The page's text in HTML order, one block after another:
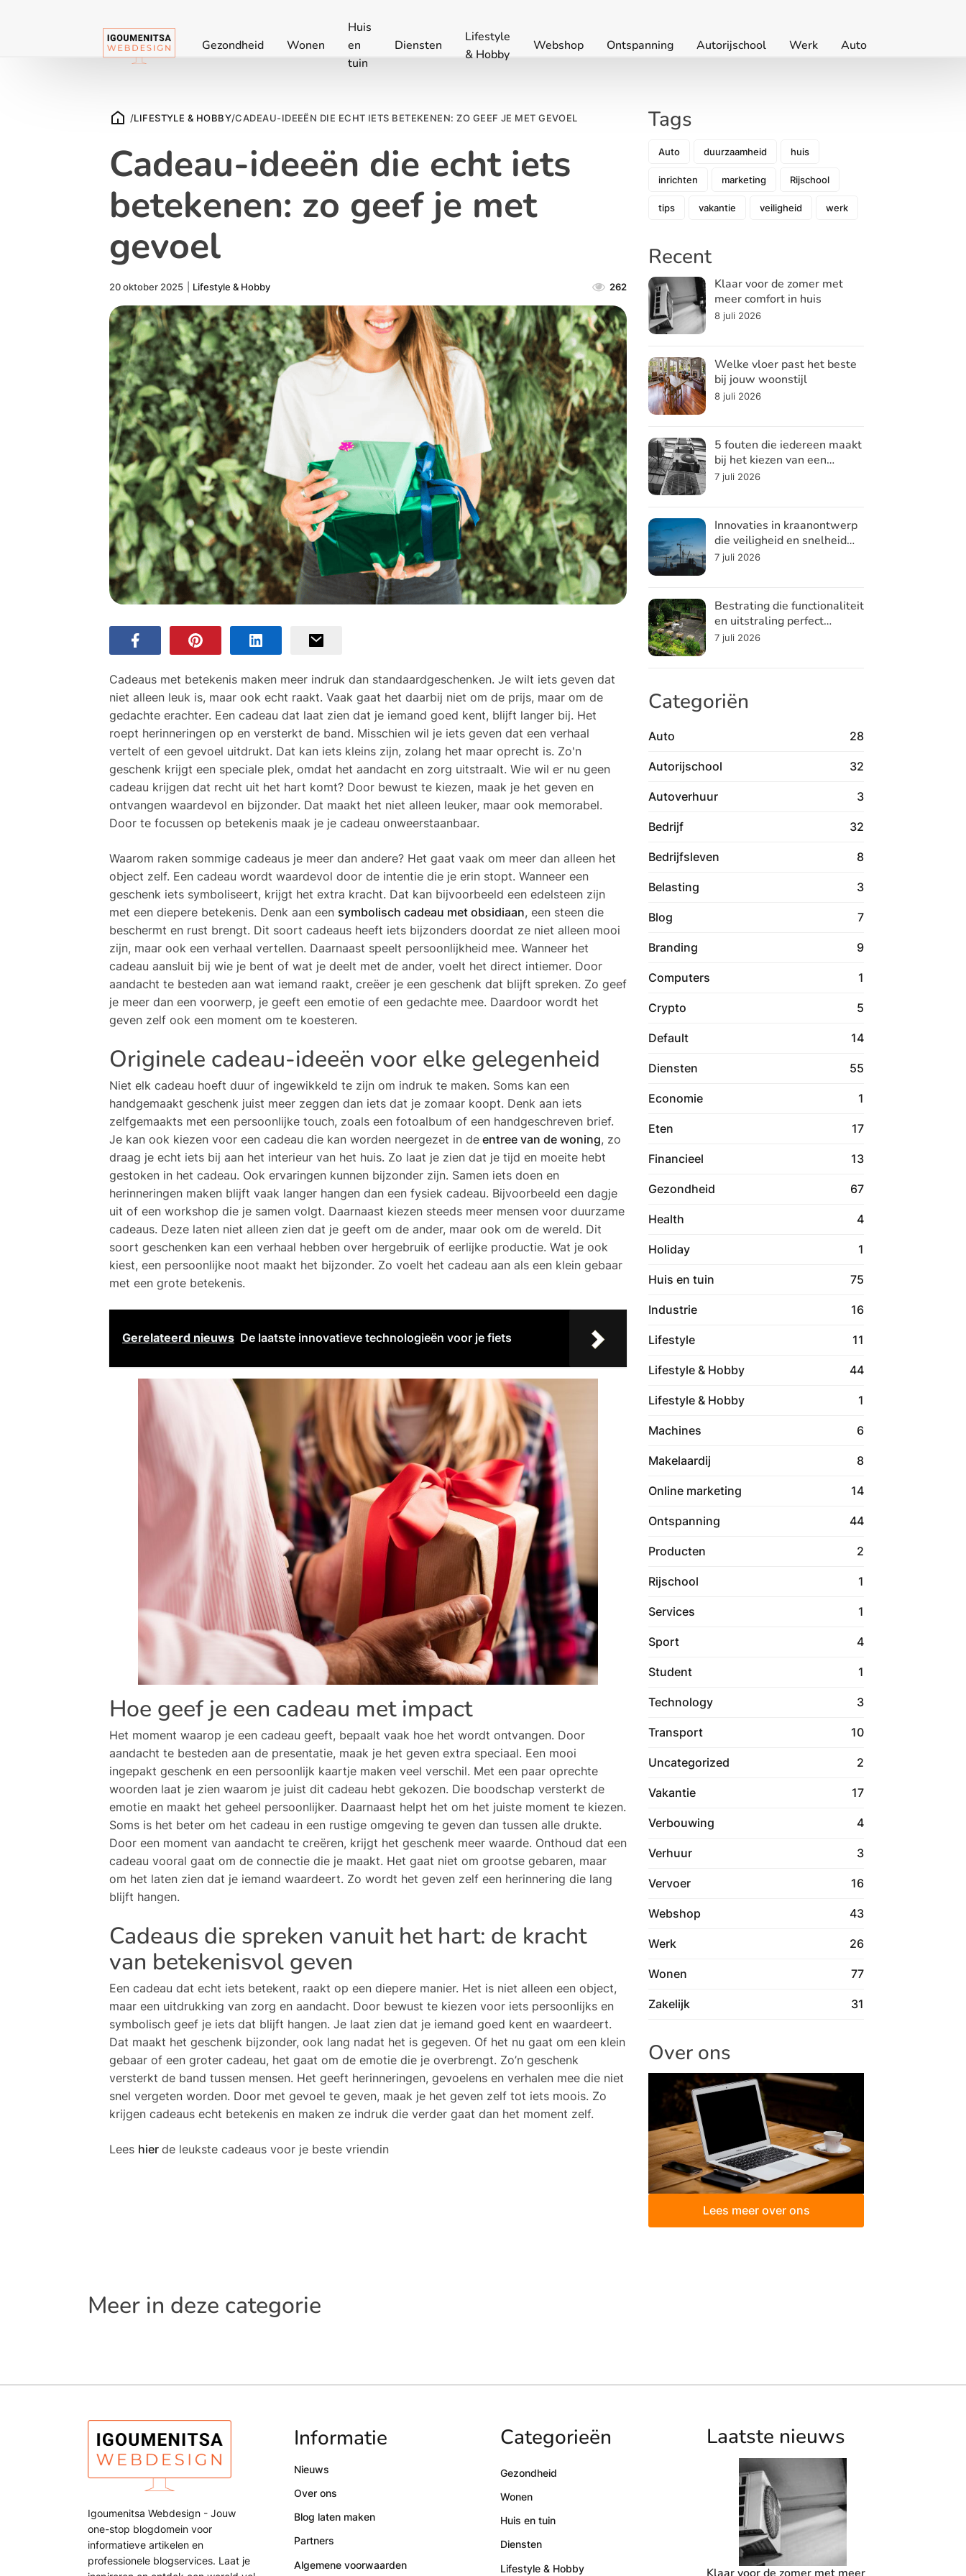
Gezondheid Wonen
Huis
en
tuin
Diensten
Lifestyle
& Hobby
Webshop Ontspanning Autorijschool Werk Auto
/LIFESTYLE & HOBBY/CADEAU-IDEEËN DIE ECHT IETS BETEKENEN: ZO GEEF JE MET GEVOEL
Cadeau-ideeën die echt iets
betekenen: zo geef je met
gevoel
20 oktober 2025 Lifestyle & Hobby 262
Cadeaus met betekenis maken meer indruk dan standaardgeschenken. Je wilt iets geven dat
niet alleen leuk is, maar ook echt raakt. Vaak gaat het daarbij niet om de prijs, maar om de
gedachte erachter. Een cadeau dat laat zien dat je iemand goed kent, blijft langer bij. Het
roept herinneringen op en versterkt de band. Misschien wil je iets geven dat een verhaal
vertelt of een gevoel uitdrukt. Dat kan iets kleins zijn, zolang het maar oprecht is. Zo'n
geschenk krijgt een speciale plek, omdat het aandacht en zorg uitstraalt. Wie wil er nu geen
cadeau krijgen dat recht uit het hart komt? Door bewust te kiezen, maak je het geven en
ontvangen waardevol en bijzonder. Dat maakt het niet alleen leuker, maar ook memorabel.
Door te focussen op betekenis maak je je cadeau onweerstaanbaar.
Waarom raken sommige cadeaus je meer dan andere? Het gaat vaak om meer dan alleen het
object zelf. Een cadeau wordt waardevol door de intentie die je erin stopt. Wanneer een
geschenk iets symboliseert, krijgt het extra kracht. Dat kan bijvoorbeeld een edelsteen zijn
met een diepere betekenis. Denk aan een symbolisch cadeau met obsidiaan, een steen die
beschermt en rust brengt. Dit soort cadeaus heeft iets bijzonders doordat ze niet alleen mooi
zijn, maar ook een verhaal vertellen. Daarnaast speelt persoonlijkheid mee. Wanneer het
cadeau aansluit bij wie je bent of wat je deelt met de ander, voelt het direct intiemer. Door
aandacht te besteden aan wat iemand raakt, creëer je een geschenk dat blijft spreken. Zo geef
je meer dan een voorwerp, je geeft een emotie of een gedachte mee. Daardoor wordt het
geven zelf ook een moment om te koesteren.
Originele cadeau-ideeën voor elke gelegenheid
Niet elk cadeau hoeft duur of ingewikkeld te zijn om indruk te maken. Soms kan een
handgemaakt geschenk juist meer zeggen dan iets dat je zomaar koopt. Denk aan iets
zelfgemaakts met een persoonlijke touch, zoals een fotoalbum of een handgeschreven brief.
Je kan ook kiezen voor een cadeau die kan worden neergezet in de entree van de woning, zo
draag je echt iets bij aan het interieur van het huis. Zo laat je zien dat je tijd en moeite hebt
gestoken in het cadeau. Ook ervaringen kunnen bijzonder zijn. Samen iets doen en
herinneringen maken blijft vaak langer hangen dan een fysiek cadeau. Bijvoorbeeld een dagje
uit of een workshop die je samen volgt. Daarnaast kiezen steeds meer mensen voor duurzame
cadeaus. Deze laten niet alleen zien dat je geeft om de ander, maar ook om de wereld. Dit
soort geschenken kan een verhaal hebben over hergebruik of eerlijke productie. Wat je ook
kiest, een persoonlijke noot maakt het bijzonder. Zo voelt het cadeau aan als een klein gebaar
met een grote betekenis.
Gerelateerd nieuws De laatste innovatieve technologieën voor je fiets
Hoe geef je een cadeau met impact
Het moment waarop je een cadeau geeft, bepaalt vaak hoe het wordt ontvangen. Door
aandacht te besteden aan de presentatie, maak je het geven extra speciaal. Een mooi
ingepakt geschenk en een persoonlijk kaartje maken veel verschil. Met een paar oprechte
woorden laat je zien waarom je juist dit cadeau hebt gekozen. Die boodschap versterkt de
emotie en maakt het geheel persoonlijker. Daarnaast helpt het om het juiste moment te kiezen.
Soms is het beter om het cadeau in een rustige omgeving te geven dan tussen alle drukte.
Door een moment van aandacht te creëren, krijgt het geschenk meer waarde. Onthoud dat een
cadeau vooral gaat om de connectie die je maakt. Het gaat niet om grootse gebaren, maar
om het laten zien dat je iemand waardeert. Zo wordt het geven zelf een herinnering die lang
blijft hangen.
Cadeaus die spreken vanuit het hart: de kracht
van betekenisvol geven
Een cadeau dat echt iets betekent, raakt op een diepere manier. Het is niet alleen een object,
maar een uitdrukking van zorg en aandacht. Door bewust te kiezen voor iets persoonlijks en
symbolisch geef je iets dat blijft hangen. Je laat zien dat je iemand goed kent en waardeert.
Dat maakt het geschenk bijzonder, ook lang nadat het is gegeven. Of het nu gaat om een klein
gebaar of een groter cadeau, het gaat om de emotie die je overbrengt. Zo’n geschenk
versterkt de band tussen mensen. Het geeft herinneringen, gevoelens en verhalen mee die niet
snel vergeten worden. Door met gevoel te geven, maak je het geven zelf tot iets moois. Zo
krijgen cadeaus echt betekenis en maken ze indruk die verder gaat dan het moment zelf.
Lees hier de leukste cadeaus voor je beste vriendin
Tags
Auto duurzaamheid huis
inrichten marketing Rijschool
tips vakantie veiligheid werk
Recent
Klaar voor de zomer met
meer comfort in huis
8 juli 2026
Welke vloer past het beste
bij jouw woonstijl
8 juli 2026
5 fouten die iedereen maakt
bij het kiezen van een
koelsysteem
7 juli 2026
Innovaties in kraanontwerp
die veiligheid en snelheid
verhogen
7 juli 2026
Bestrating die functionaliteit
en uitstraling perfect
combineert
7 juli 2026
Categoriën
Auto 28
Autorijschool 32
Autoverhuur 3
Bedrijf 32
Bedrijfsleven 8
Belasting 3
Blog 7
Branding 9
Computers 1
Crypto 5
Default 14
Diensten 55
Economie 1
Eten 17
Financieel 13
Gezondheid 67
Health 4
Holiday 1
Huis en tuin 75
Industrie 16
Lifestyle 11
Lifestyle & Hobby 44
Lifestyle & Hobby 1
Machines 6
Makelaardij 8
Online marketing 14
Ontspanning 44
Producten 2
Rijschool 1
Services 1
Sport 4
Student 1
Technology 3
Transport 10
Uncategorized 2
Vakantie 17
Verbouwing 4
Verhuur 3
Vervoer 16
Webshop 43
Werk 26
Wonen 77
Zakelijk 31
Over ons
Lees meer over ons
Meer in deze categorie
Igoumenitsa Webdesign - Jouw
one-stop blogdomein voor
informatieve artikelen en
professionele blogservices. Laat je
Informatie
Nieuws
Over ons
Blog laten maken
Partners
Algemene voorwaarden
Categorieën
Gezondheid
Wonen
Huis en tuin
Diensten
Lifestyle & Hobby
Laatste nieuws